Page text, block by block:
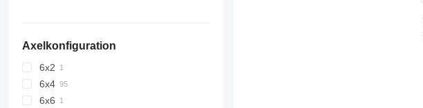
Axelkonfiguration
6x2
6x4
6x6